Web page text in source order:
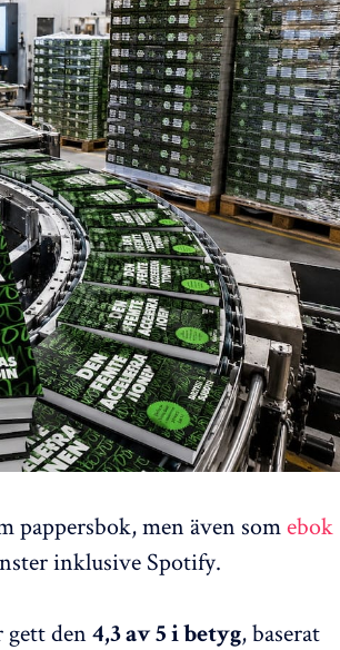
pappersbok, men även som ebok
inklusive Spotify.
den 4,3 av 5 i betyg, baserat